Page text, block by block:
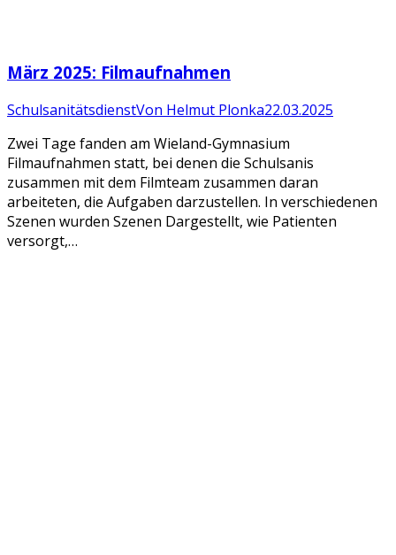
März 2025: Filmaufnahmen
SchulsanitätsdienstVon Helmut Plonka22.03.2025
Zwei Tage fanden am Wieland-Gymnasium
Filmaufnahmen statt, bei denen die Schulsanis
zusammen mit dem Filmteam zusammen daran
arbeiteten, die Aufgaben darzustellen. In verschiedenen
Szenen wurden Szenen Dargestellt, wie Patienten
versorgt,…